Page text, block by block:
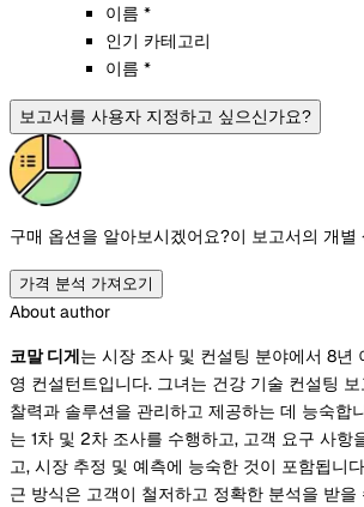
이름 *
인기 카테고리
이름 *
보고서를 사용자 지정하고 싶으신가요?
구매 옵션을 알아보시겠어요?이 보고서의 개별
가격 분석 가져오기
About author
코말 디게는 시장 조사 및 컨설팅 분야에서 8년
영 컨설턴트입니다. 그녀는 건강 기술 컨설팅
찰력과 솔루션을 관리하고 제공하는 데 능숙합
는 1차 및 2차 조사를 수행하고, 고객 요구 사항
고, 시장 추정 및 예측에 능숙한 것이 포함됩니
근 방식은 고객이 철저하고 정확한 분석을 받을